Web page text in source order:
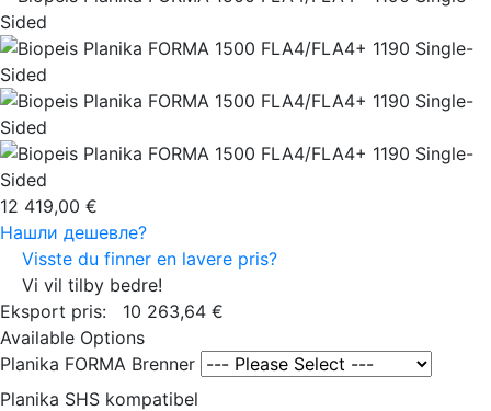
12 419,00 €
Нашли дешевле?
Visste du finner en lavere pris?
Vi vil tilby bedre!
Eksport pris:
10 263,64 €
Available Options
Planika FORMA Brenner
Planika SHS kompatibel